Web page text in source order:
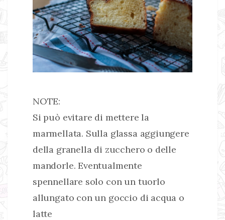
NOTE:
Si può evitare di mettere la
marmellata. Sulla glassa aggiungere
della granella di zucchero o delle
mandorle. Eventualmente
spennellare solo con un tuorlo
allungato con un goccio di acqua o
latte